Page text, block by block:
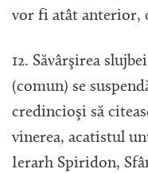
vor fi atât anterior,
12. Săvârşirea
(comun) se
credincioşi să
vinerea, acatistul
Ierarh Spiridon,